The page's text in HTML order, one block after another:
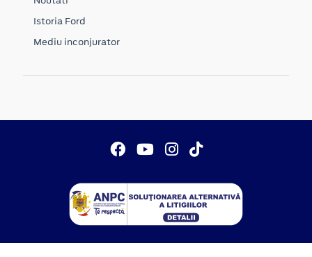
Istoria Ford
Mediu inconjurator